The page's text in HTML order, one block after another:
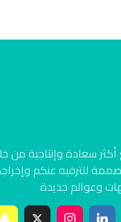
سعادة وإنتاجية من
للترفيه عنكم
وعوالم جديدة